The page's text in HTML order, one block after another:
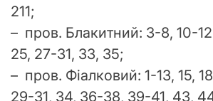
211;
– пров. Блакитний: 3-8, 10-
25, 27-31, 33, 35;
– пров. Фіалковий: 1-13, 15,
29-31, 34, 36-38, 39-41, 43,